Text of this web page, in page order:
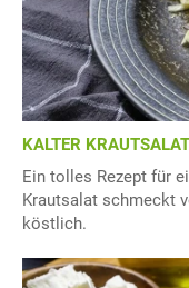
KALTER KRAUTSALAT
Ein tolles Rezept für
Krautsalat schmeckt
köstlich.